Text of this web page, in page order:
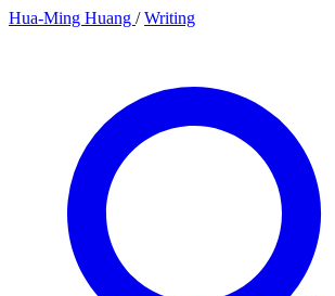
Hua-Ming Huang / Writing